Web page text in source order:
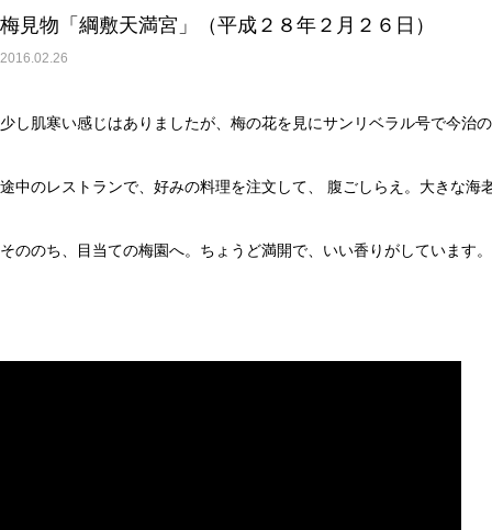
梅見物「綱敷天満宮」（平成２８年２月２６日）
2016.02.26
少し肌寒い感じはありましたが、梅の花を見にサンリベラル号で今治
途中のレストランで、好みの料理を注文して、 腹ごしらえ。大きな
そののち、目当ての梅園へ。ちょうど満開で、いい香りがしています